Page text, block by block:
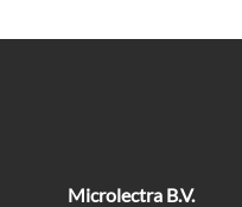
Microlectra B.V.